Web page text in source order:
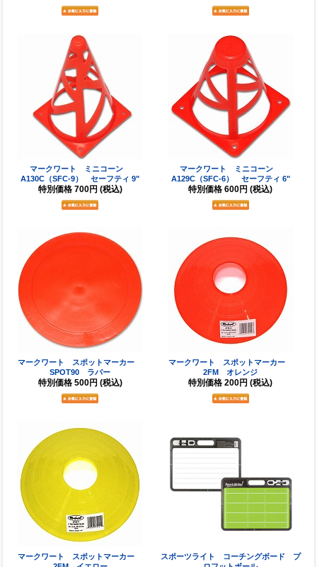
マークワート ミニコーン
A130C（SFC-9） セーフティ 9"
特別価格 700円 (税込)
マークワート ミニコーン
A129C（SFC-6） セーフティ 6"
特別価格 600円 (税込)
マークワート スポットマーカー
SPOT90 ラバー
特別価格 500円 (税込)
マークワート スポットマーカー
2FM オレンジ
特別価格 200円 (税込)
マークワート スポットマーカー
スポーツライト コーチングボード プ